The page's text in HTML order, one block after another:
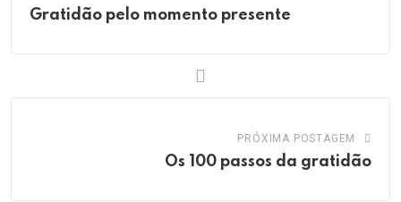
Gratidão pelo momento presente
PRÓXIMA POSTAGEM
Os 100 passos da gratidão